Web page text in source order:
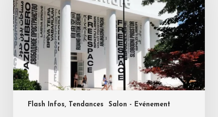
Flash Infos, Tendances Salon - Evénement